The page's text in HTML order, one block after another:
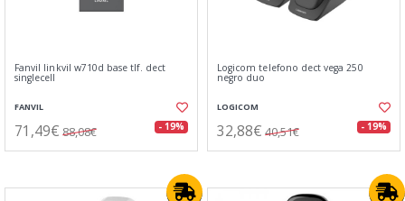
Fanvil linkvil w710d base tlf. dect
singlecell
FANVIL
71,49€ 88,08€ - 19%
Logicom telefono dect vega 250
negro duo
LOGICOM
32,88€ 40,51€ - 19%